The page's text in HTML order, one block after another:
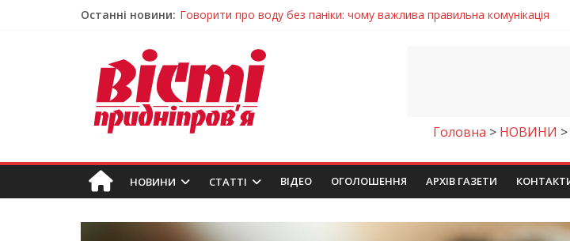
Останні новини: Лікар – на екрані: Як працюють телемедичні центри на Дніпропетровщині
Пошуки тривають: на Дніпропетровщині досліджують місце
Ветерани Дніпропетровщини отримують шанс на власне житло
Говорити про воду без паніки: чому важлива правильна комунікація
Головна > НОВИНИ >
НОВИНИ СТАТТІ ВIДЕО ОГОЛОШЕННЯ АРХІВ ГАЗЕТИ